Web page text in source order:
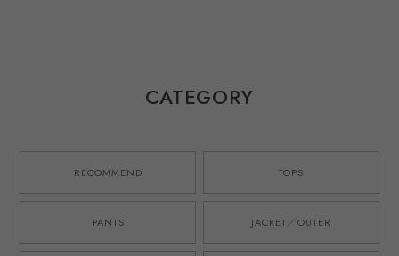
ブルー 日本製 ゴ
ムウエスト ウール
ブランド M-52モ
W31~33・実寸
W34~36
ントコンディショ
CATEGORY
RECOMMEND TOPS
PANTS JACKET／OUTER